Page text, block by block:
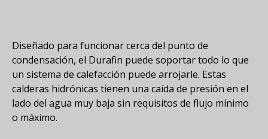
Diseñado para funcionar cerca del punto de
condensación, el Durafin puede soportar todo lo que
un sistema de calefacción puede arrojarle. Estas
calderas hidrónicas tienen una caída de presión en el
lado del agua muy baja sin requisitos de flujo mínimo
o máximo.